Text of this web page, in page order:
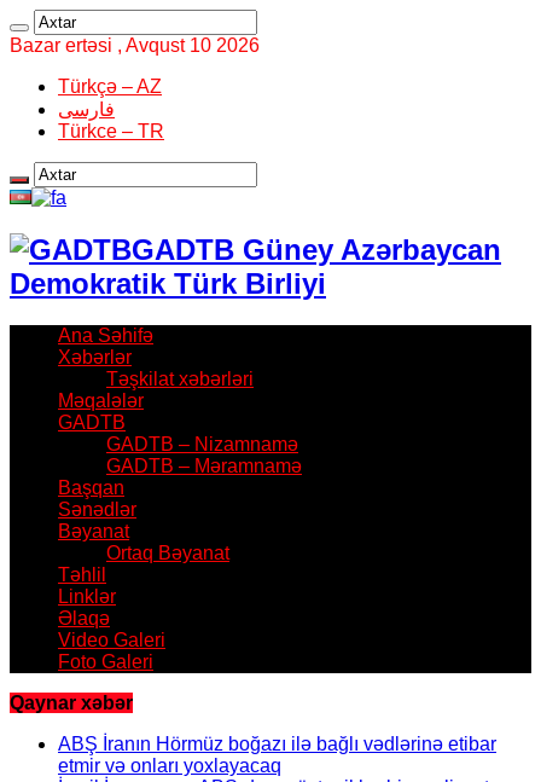
Bazar ertəsi , Avqust 10 2026
Türkçə – AZ
فارسی
Türkce – TR
GADTB Güney Azərbaycan
Demokratik Türk Birliyi
Ana Səhifə
Xəbərlər
Təşkilat xəbərləri
Məqalələr
GADTB
GADTB – Nizamnamə
GADTB – Məramnamə
Başqan
Sənədlər
Bəyanat
Ortaq Bəyanat
Təhlil
Linklər
Əlaqə
Video Galeri
Foto Galeri
Qaynar xəbər
ABŞ İranın Hörmüz boğazı ilə bağlı vədlərinə etibar
etmir və onları yoxlayacaq